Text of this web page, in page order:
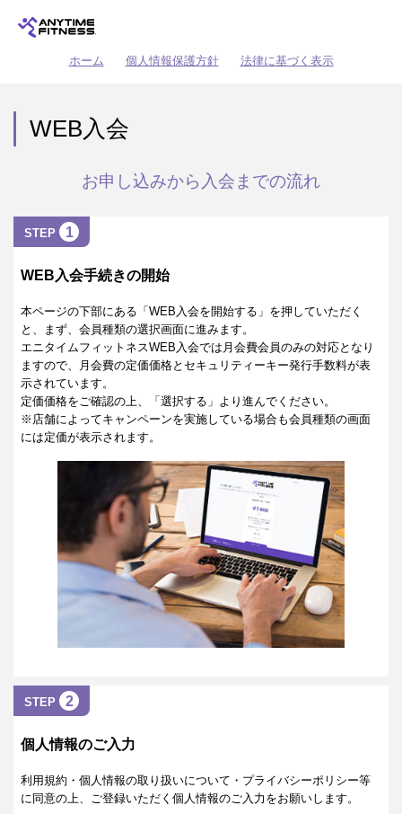
ホーム 個人情報保護方針 法律に基づく表示
WEB入会
お申し込みから入会までの流れ
STEP 1
WEB入会手続きの開始
本ページの下部にある「WEB入会を開始する」を押していただく
と、まず、会員種類の選択画面に進みます。
エニタイムフィットネスWEB入会では月会費会員のみの対応となり
ますので、月会費の定価価格とセキュリティーキー発行手数料が表
示されています。
定価価格をご確認の上、「選択する」より進んでください。
※店舗によってキャンペーンを実施している場合も会員種類の画面
には定価が表示されます。
STEP 2
個人情報のご入力
利用規約・個人情報の取り扱いについて・プライバシーポリシー等
に同意の上、ご登録いただく個人情報のご入力をお願いします。